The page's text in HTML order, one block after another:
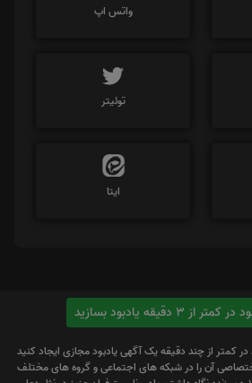
واتس اپ
توئیتر
ایتا
3 دقیقه یادبود بسازید
کمتر از چند دقیقه یک آگهی یادبود مجازی ایجاد کنید
آن را در شبکه های اجتماعی و گروه های مختلف